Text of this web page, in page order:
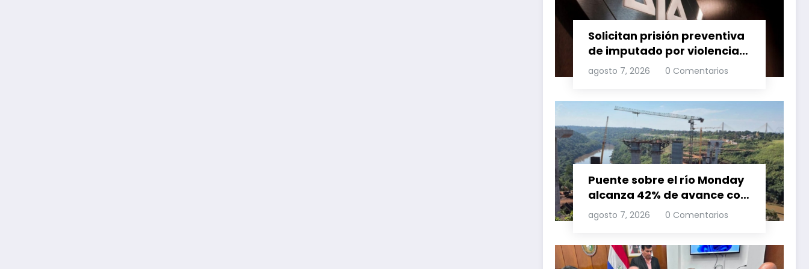
Solicitan prisión preventiva
de imputado por violencia
familia
agosto 7, 2026 0 Comentarios
Puente sobre el río Monday
alcanza 42% de avance con
trabajos continuos
agosto 7, 2026 0 Comentarios